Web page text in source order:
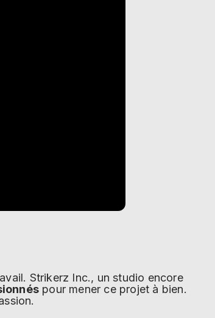
Strikerz Inc., un studio encore
pour mener ce projet à bien.